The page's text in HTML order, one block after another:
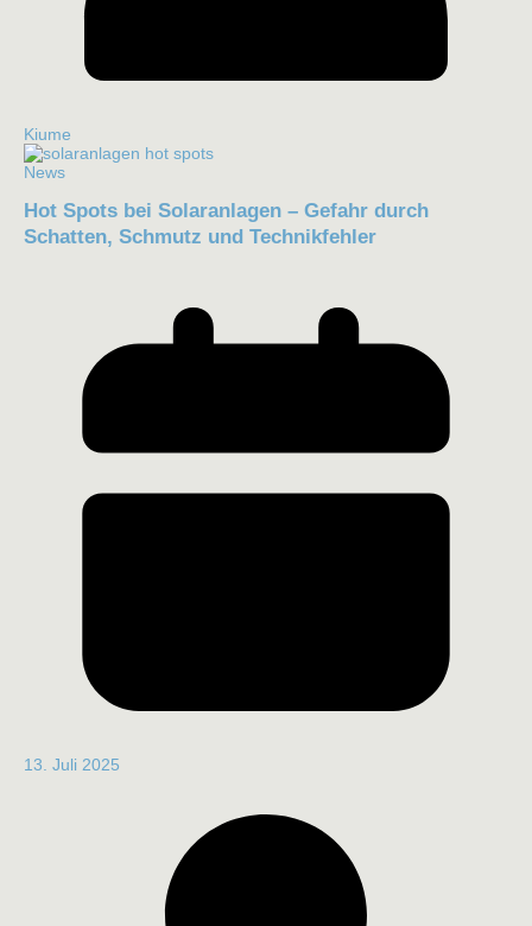
Kiume
News
Hot Spots bei Solaranlagen – Gefahr durch
Schatten, Schmutz und Technikfehler
13. Juli 2025